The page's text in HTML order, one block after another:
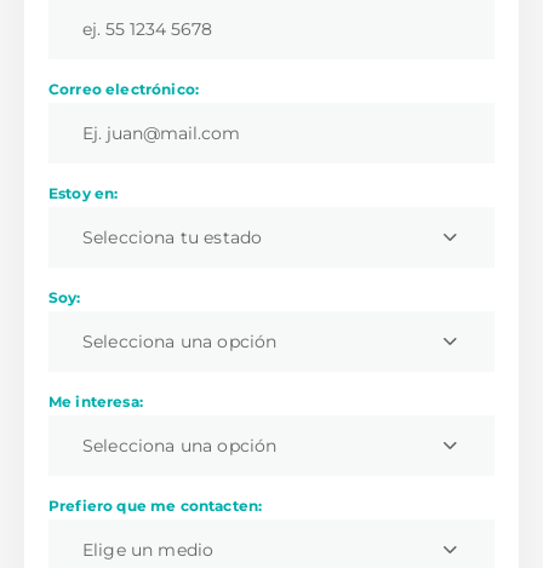
Correo electrónico:
Estoy en:
Selecciona tu estado
Soy:
Selecciona una opción
Me interesa:
Selecciona una opción
Prefiero que me contacten:
Elige un medio